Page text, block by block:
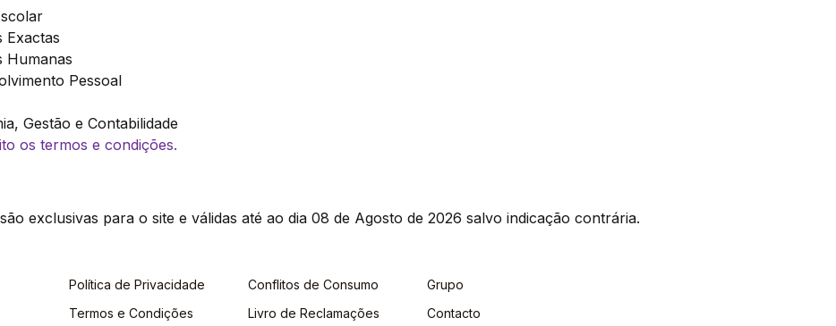
Exactas
Humanas
Pessoal
Gestão e Contabilidade
os termos e condições.
exclusivas para o site e válidas até ao dia 08 de Agosto de 2026 salvo indicação contrária.
Política de Privacidade
Termos e Condições
Conflitos de Consumo
Livro de Reclamações
Grupo
Contacto